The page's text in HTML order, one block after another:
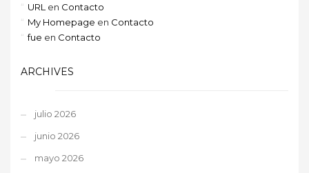
URL en Contacto
My Homepage en Contacto
fue en Contacto
ARCHIVES
julio 2026
junio 2026
mayo 2026